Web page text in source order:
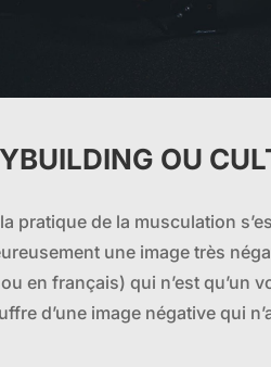
OU
pratique de la musculation
une image très
ou en français) qui n’est qu’un
d’une image négative qui